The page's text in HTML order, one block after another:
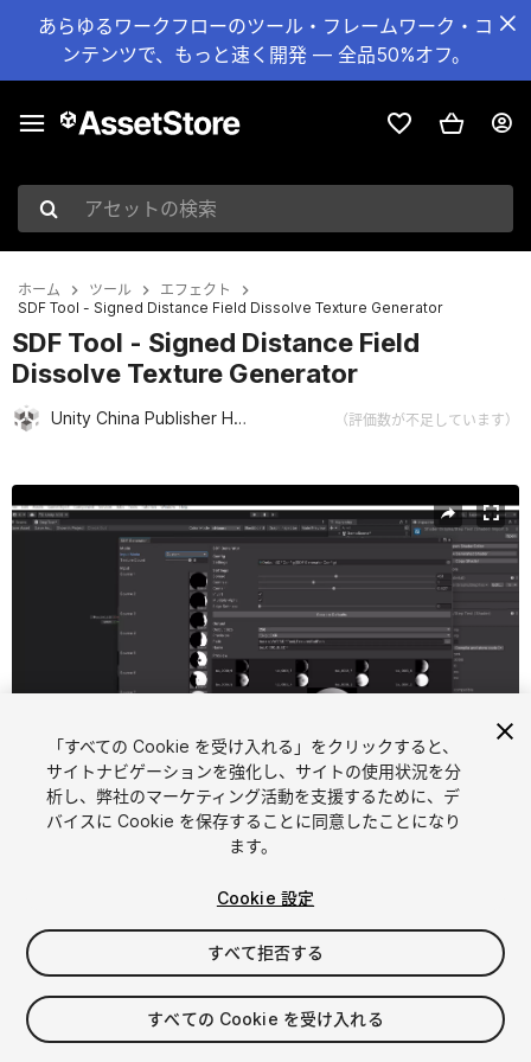
あらゆるワークフローのツール・フレームワーク・コ
ンテンツで、もっと速く開発 — 全品50%オフ。
アセットの検索
ホーム ツール
エフェクト
SDF Tool - Signed Distance Field Dissolve Texture Generator
SDF Tool - Signed Distance Field
Dissolve Texture Generator
Unity China Publisher Hub （評価数が不足しています）
1/3
$30
「すべての Cookie を受け入れる」をクリックすると、
サイトナビゲーションを強化し、サイトの使用状況を分
析し、弊社のマーケティング活動を支援するために、デ
バイスに Cookie を保存することに同意したことになり
ます。
Cookie 設定
すべて拒否する
すべての Cookie を受け入れる